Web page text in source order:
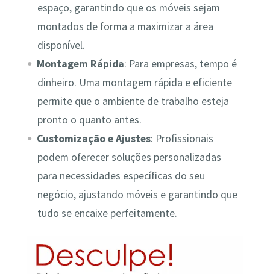
espaço, garantindo que os móveis sejam
montados de forma a maximizar a área
disponível.
Montagem Rápida: Para empresas, tempo é
dinheiro. Uma montagem rápida e eficiente
permite que o ambiente de trabalho esteja
pronto o quanto antes.
Customização e Ajustes: Profissionais
podem oferecer soluções personalizadas
para necessidades específicas do seu
negócio, ajustando móveis e garantindo que
tudo se encaixe perfeitamente.